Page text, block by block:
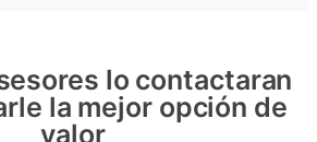
lo contactaran
la mejor opción de
valor